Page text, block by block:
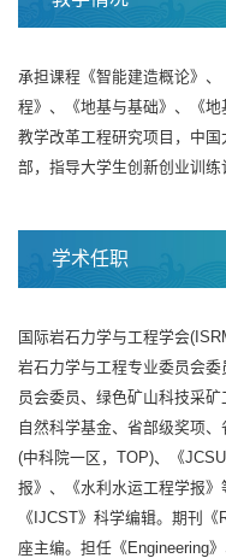
承担课程《智能建造概论》
程》、《地基与基础》、《
教学改革工程研究项目，中
部，指导大学生创新创业训练
学术任职
国际岩石力学与工程学会
岩石力学与工程专业委员会
员会委员、绿色矿山科技采
自然科学基金、省部级奖项
(中科院一区，TOP)、《
报》、《水利水运工程学报》
《IJCST》科学编辑。期刊
座主编。担任《Engineering